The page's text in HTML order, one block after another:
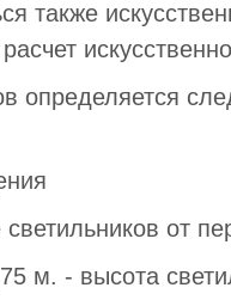
также
определяется
от
м. - высота